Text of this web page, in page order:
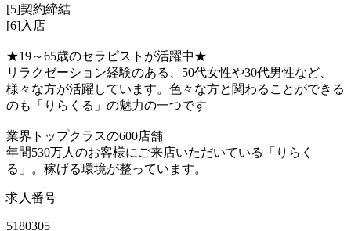
[5]契約締結
[6]入店
★19～65歳のセラピストが活躍中★
リラクゼーション経験のある、50代女性や30代男性など、
様々な方が活躍しています。色々な方と関わることができる
のも「りらくる」の魅力の一つです
業界トップクラスの600店舗
年間530万人のお客様にご来店いただいている「りらく
る」。稼げる環境が整っています。
求人番号
5180305